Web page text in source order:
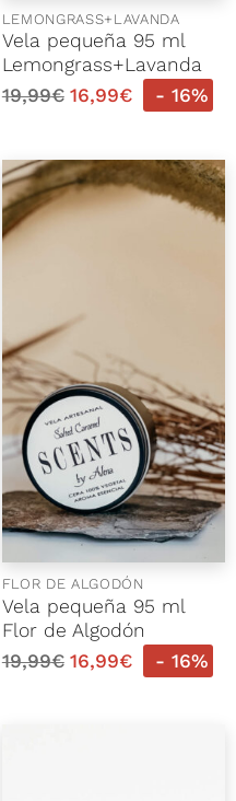
LEMONGRASS+LAVANDA
Vela pequeña 95 ml
Lemongrass+Lavanda
19,99€ 16,99€ - 16%
FLOR DE ALGODÓN
Vela pequeña 95 ml
Flor de Algodón
19,99€ 16,99€ - 16%